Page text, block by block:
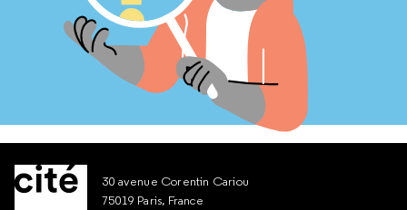
30 avenue Corentin Cariou
75019 Paris, France